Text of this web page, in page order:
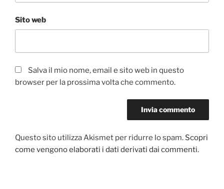
Sito web
Salva il mio nome, email e sito web in questo
browser per la prossima volta che commento.
Questo sito utilizza Akismet per ridurre lo spam. Scopri
come vengono elaborati i dati derivati dai commenti.